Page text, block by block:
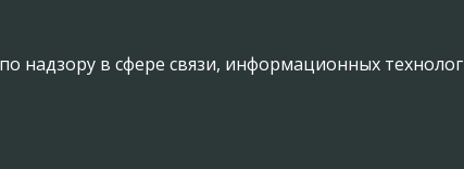
надзору в сфере связи, информационных